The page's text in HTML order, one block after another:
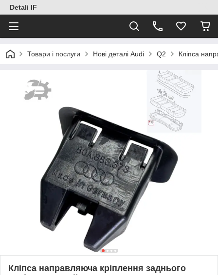
Detali IF
Товари і послуги Нові деталі Audi Q2 Кліпса
Кліпса направляюча кріплення заднього